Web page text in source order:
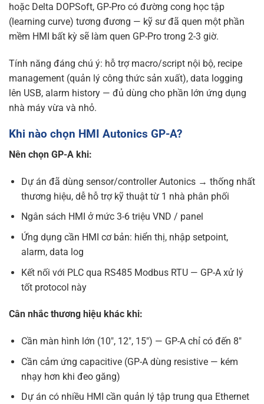
hoặc Delta DOPSoft, GP-Pro có đường cong học tập
(learning curve) tương đương — kỹ sư đã quen một phần
mềm HMI bất kỳ sẽ làm quen GP-Pro trong 2-3 giờ.
Tính năng đáng chú ý: hỗ trợ macro/script nội bộ, recipe
management (quản lý công thức sản xuất), data logging
lên USB, alarm history — đủ dùng cho phần lớn ứng dụng
nhà máy vừa và nhỏ.
Khi nào chọn HMI Autonics GP-A?
Nên chọn GP-A khi:
Dự án đã dùng sensor/controller Autonics → thống nhất
thương hiệu, dễ hỗ trợ kỹ thuật từ 1 nhà phân phối
Ngân sách HMI ở mức 3-6 triệu VND / panel
Ứng dụng cần HMI cơ bản: hiển thị, nhập setpoint,
alarm, data log
Kết nối với PLC qua RS485 Modbus RTU — GP-A xử lý
tốt protocol này
Cân nhắc thương hiệu khác khi:
Cần màn hình lớn (10″, 12″, 15″) — GP-A chỉ có đến 8″
Cần cảm ứng capacitive (GP-A dùng resistive — kém
nhạy hơn khi đeo găng)
Dự án có nhiều HMI cần quản lý tập trung qua Ethernet